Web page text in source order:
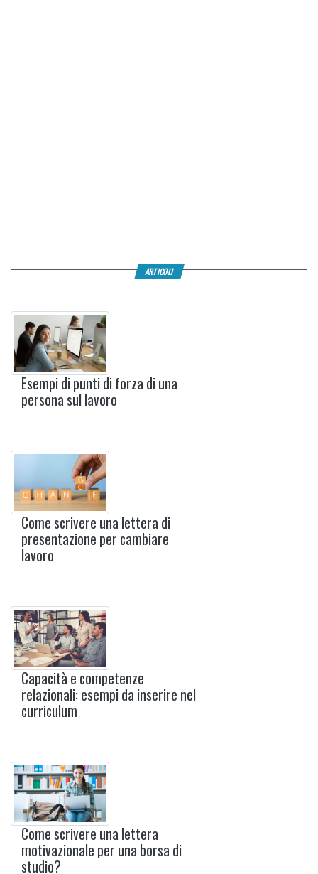
ARTICOLI
Esempi di punti di forza di una
persona sul lavoro
Come scrivere una lettera di
presentazione per cambiare
lavoro
Capacità e competenze
relazionali: esempi da inserire nel
curriculum
Come scrivere una lettera
motivazionale per una borsa di
studio?